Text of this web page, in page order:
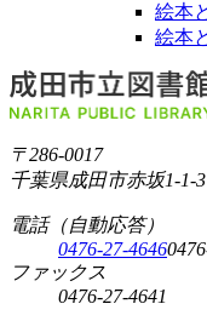
絵本
絵本
〒286-0017
千葉県成田市赤坂1-1-3
電話（自動応答）
0476-27-4646
ファックス
0476-27-4641